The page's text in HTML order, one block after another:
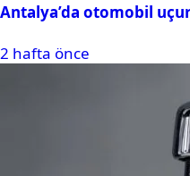
Antalya’da otomobil
2 hafta önce